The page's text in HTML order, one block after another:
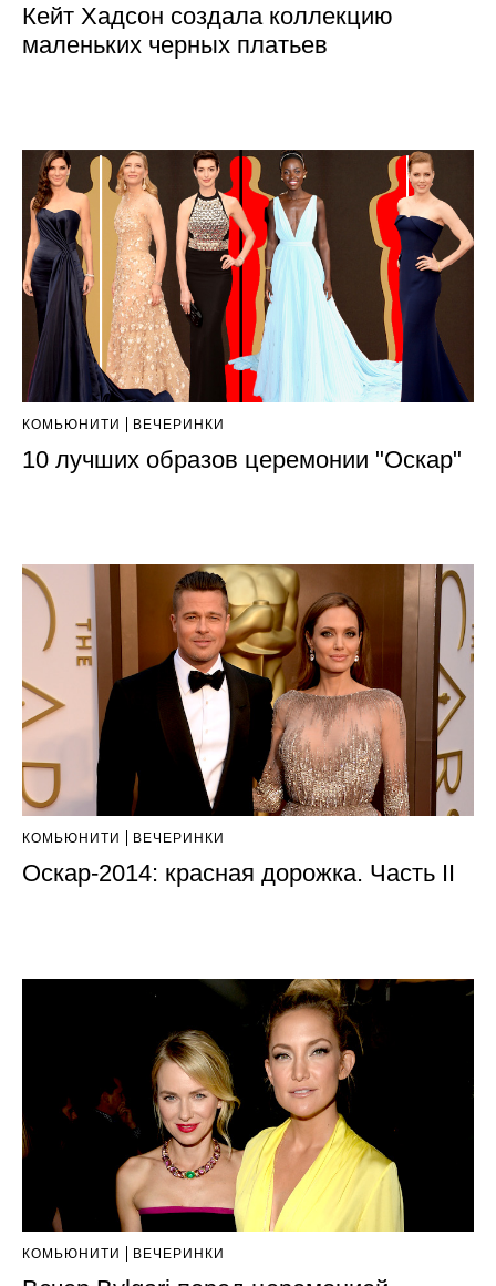
Кейт Хадсон создала коллекцию
маленьких черных платьев
КОМЬЮНИТИ ВЕЧЕРИНКИ
10 лучших образов церемонии "Оскар"
КОМЬЮНИТИ ВЕЧЕРИНКИ
Оскар-2014: красная дорожка. Часть II
КОМЬЮНИТИ ВЕЧЕРИНКИ